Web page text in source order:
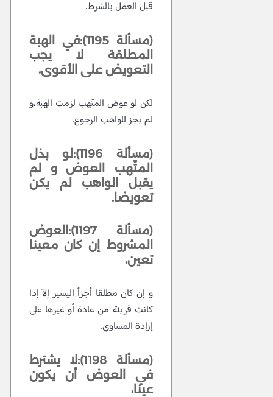
قبل العمل بالشرط.
(مسألة 1195):في الهبة
المطلقة لا يجب
التعويض على الأقوى،
لكن لو عوض المتّهب لزمت الهبة،و
لم يجز للواهب الرجوع.
(مسألة 1196):لو بذل
المتّهب العوض و لم
يقبل الواهب لم يكن
تعويضا.
(مسألة 1197):العوض
المشروط إن كان معينا
تعين،
و إن كان مطلقا أجزأ اليسير إلاّ إذا
كانت قرينة من عادة أو غيرها على
إرادة المساوي.
(مسألة 1198):لا يشترط
في العوض أن يكون
عينا،